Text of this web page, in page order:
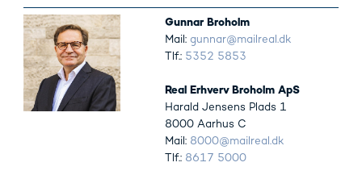
Gunnar Broholm
Mail: gunnar@mailreal.dk
Tlf.: 5352 5853
Real Erhverv Broholm ApS
Harald Jensens Plads 1
8000 Aarhus C
Mail: 8000@mailreal.dk
Tlf.: 8617 5000